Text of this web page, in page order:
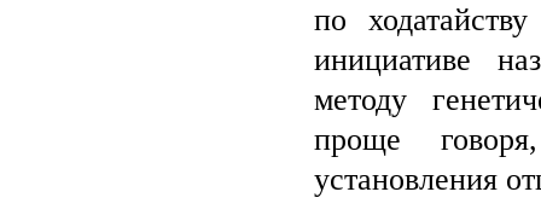
по
инициативе
методу
проще
установления